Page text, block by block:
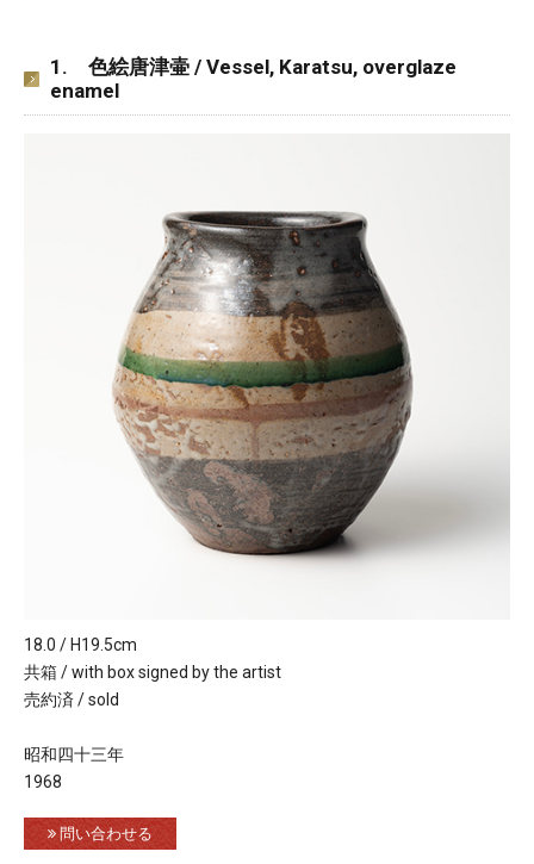
1. 色絵唐津壷 / Vessel, Karatsu, overglaze
enamel
18.0 / H19.5cm
共箱 / with box signed by the artist
売約済 / sold
昭和四十三年
1968
問い合わせる